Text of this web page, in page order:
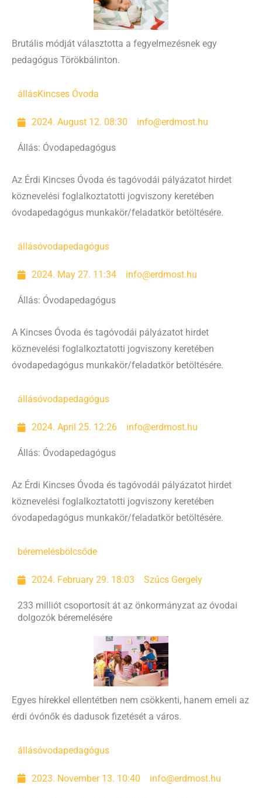
Brutális módját választotta a fegyelmezésnek egy
pedagógus Törökbálinton.
állásKincses Óvoda
2024. August 12. 08:30 info@erdmost.hu
Állás: Óvodapedagógus
Az Érdi Kincses Óvoda és tagóvodái pályázatot hirdet
köznevelési foglalkoztatotti jogviszony keretében
óvodapedagógus munkakör/feladatkör betöltésére.
állásóvodapedagógus
2024. May 27. 11:34 info@erdmost.hu
Állás: Óvodapedagógus
A Kincses Óvoda és tagóvodái pályázatot hirdet
köznevelési foglalkoztatotti jogviszony keretében
óvodapedagógus munkakör/feladatkör betöltésére.
állásóvodapedagógus
2024. April 25. 12:26 info@erdmost.hu
Állás: Óvodapedagógus
Az Érdi Kincses Óvoda és tagóvodái pályázatot hirdet
köznevelési foglalkoztatotti jogviszony keretében
óvodapedagógus munkakör/feladatkör betöltésére.
béremelésbölcsőde
2024. February 29. 18:03 Szűcs Gergely
233 milliót csoportosít át az önkormányzat az óvodai
dolgozók béremelésére
Egyes hírekkel ellentétben nem csökkenti, hanem emeli az
érdi óvónők és dadusok fizetését a város.
állásóvodapedagógus
2023. November 13. 10:40 info@erdmost.hu